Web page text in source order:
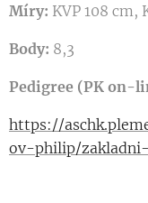
Míry: KVP 108 cm,
Body: 8,3
Pedigree (PK on-
https://
ov-philip/